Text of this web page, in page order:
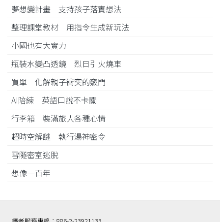
夢想變計畫 支持孩子落實想法
整理課堂教材 用指令生成新玩法
小國也有大實力
瓶裝水變凸透鏡 烈日引火燒車
買單 化解親子衝突的竅門
AI陪練 英語口說不卡關
行李箱 裝滿旅人各種心情
超時空解謎 執行湯神密令
雪隧密室逃脫
想像一百年